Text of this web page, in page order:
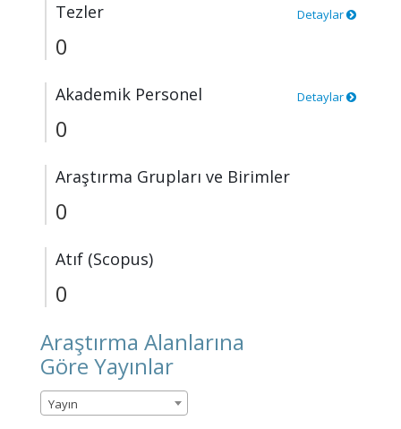
Tezler Detaylar
0
Akademik Personel Detaylar
0
Araştırma Grupları ve Birimler
0
Atıf (Scopus)
0
Araştırma Alanlarına
Göre Yayınlar
Yayın